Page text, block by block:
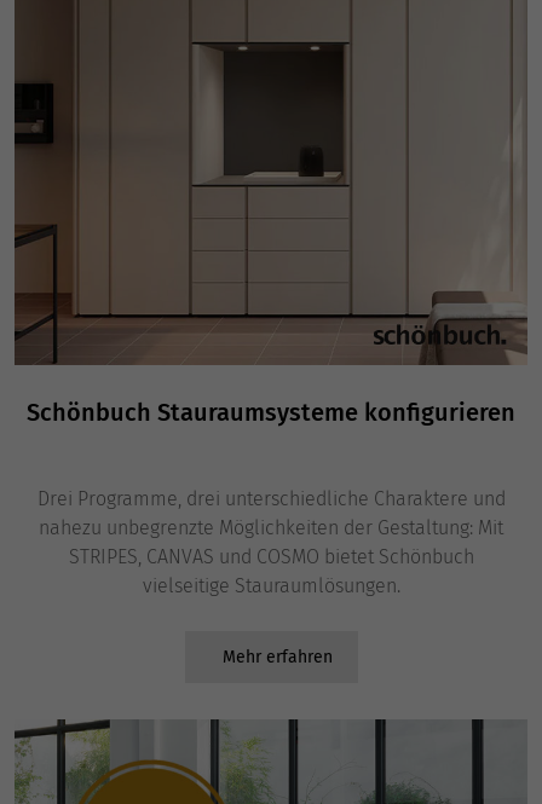
Schönbuch Stauraumsysteme konfigurieren
Drei Programme, drei unterschiedliche Charaktere und
nahezu unbegrenzte Möglichkeiten der Gestaltung: Mit
STRIPES, CANVAS und COSMO bietet Schönbuch
vielseitige Stauraumlösungen.
Mehr erfahren